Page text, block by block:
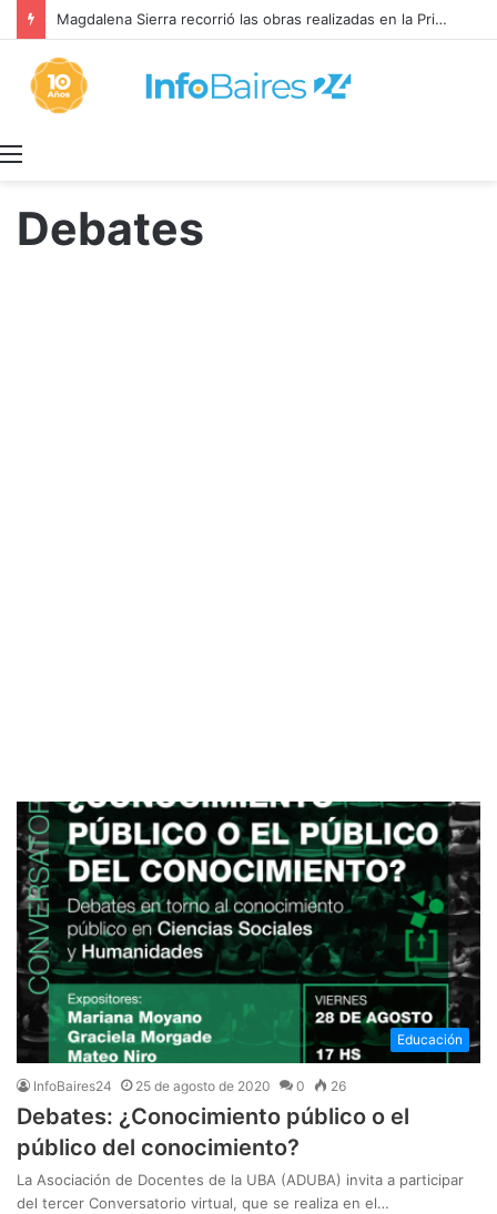
Magdalena Sierra recorrió las obras realizadas en la Primaria 36
Debates
Educación
InfoBaires24 25 de agosto de 2020 0 26
Debates: ¿Conocimiento público o el
público del conocimiento?
La Asociación de Docentes de la UBA (ADUBA) invita a participar
del tercer Conversatorio virtual, que se realiza en el…